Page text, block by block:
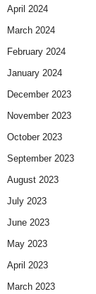
April 2024
March 2024
February 2024
January 2024
December 2023
November 2023
October 2023
September 2023
August 2023
July 2023
June 2023
May 2023
April 2023
March 2023